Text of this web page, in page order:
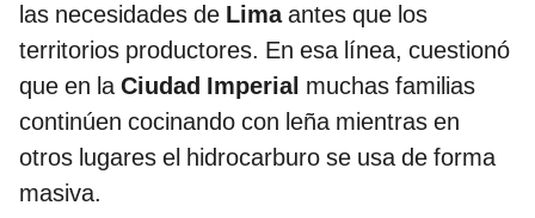
las necesidades de Limaantes que los
territorios productores. En esa línea, cuestionó
que en laCiudad Imperial muchas familias
continúen cocinando con leña mientras en
otros lugares el hidrocarburo se usa de forma
masiva.